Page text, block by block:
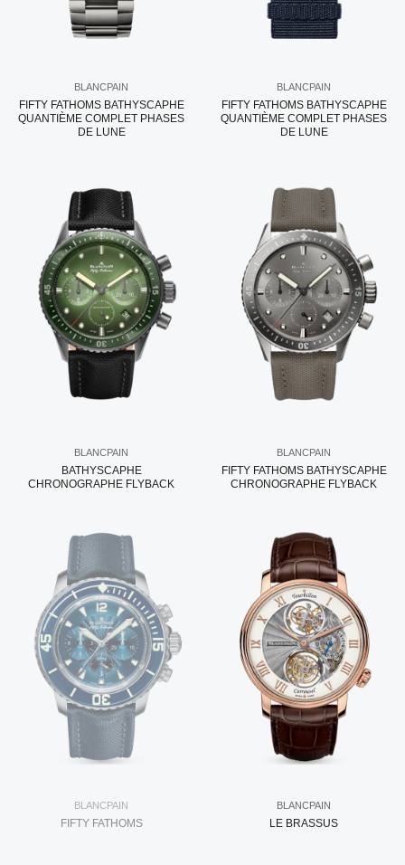
BLANCPAIN
FIFTY FATHOMS BATHYSCAPHE
QUANTIÈME COMPLET PHASES
DE LUNE
BLANCPAIN
FIFTY FATHOMS BATHYSCAPHE
QUANTIÈME COMPLET PHASES
DE LUNE
BLANCPAIN
BATHYSCAPHE
CHRONOGRAPHE FLYBACK
BLANCPAIN
FIFTY FATHOMS BATHYSCAPHE
CHRONOGRAPHE FLYBACK
BLANCPAIN
FIFTY FATHOMS
BLANCPAIN
LE BRASSUS